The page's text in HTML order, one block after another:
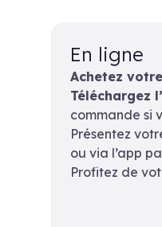
En ligne
Achetez
Téléchargez
commande si
Présentez
ou via l’app
Profitez de